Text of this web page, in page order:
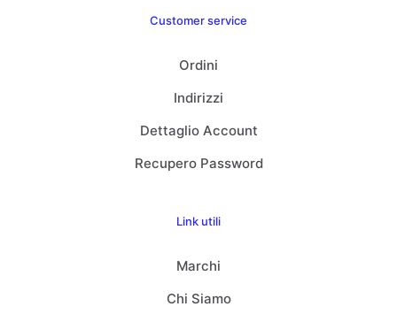
Customer service
Ordini
Indirizzi
Dettaglio Account
Recupero Password
Link utili
Marchi
Chi Siamo